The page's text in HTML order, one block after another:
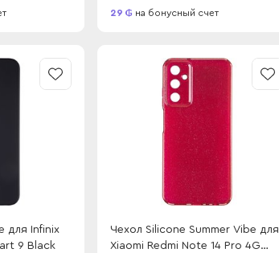
29 на бонусный счет
для Infinix
9 Black
Чехол Silicone Summer Vibe для
Xiaomi Redmi Note 14 Pro 4G